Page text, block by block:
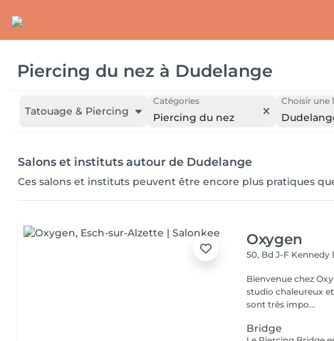
Piercing du nez à Dudelange
Tatouage & Piercing
Catégories
Piercing du nez
Choisir une
Salons et instituts autour de Dudelange
Ces salons et instituts peuvent être encore plus pratiques
Oxygen
50, Bd J-F Kennedy
Bienvenue chez Oxygen Piercing & Tattoo à Esch. Nous
studio chaleureux
sont très impo...
Bridge